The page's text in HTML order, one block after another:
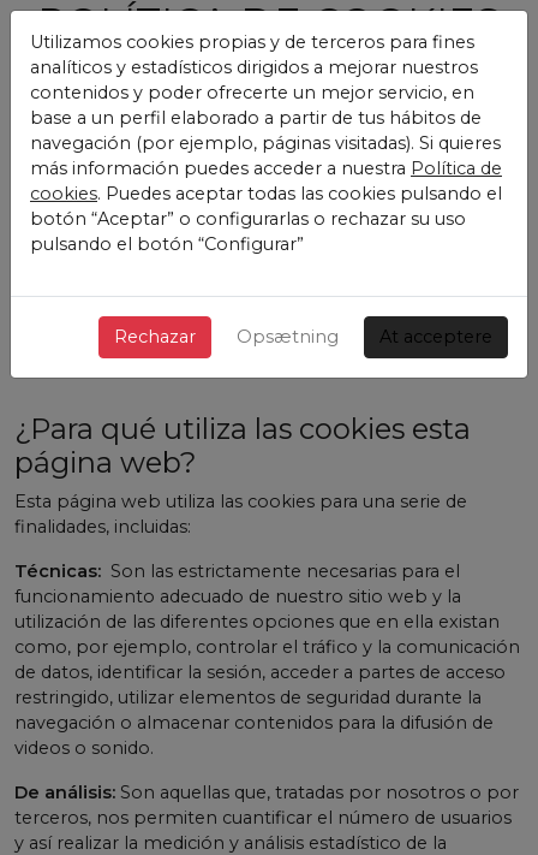
POLÍTICA DE COOKIES
Casa Club
¿Qué son las cookies?
Este sitio web utiliza cookies y/o tecnologías similares que
almacenan y recuperan información cuando navegas. En
general, estas tecnologías pueden servir para finalidades
muy diversas, como, por ejemplo, reconocerte como
usuario, obtener información sobre tus hábitos de
tecnologías se describen a continuación.
¿Para qué utiliza las cookies esta
página web?
Esta página web utiliza las cookies para una serie de
finalidades, incluidas:
Técnicas: Son las estrictamente necesarias para el
funcionamiento adecuado de nuestro sitio web y la
utilización de las diferentes opciones que en ella existan
como, por ejemplo, controlar el tráfico y la comunicación
de datos, identificar la sesión, acceder a partes de acceso
restringido, utilizar elementos de seguridad durante la
navegación o almacenar contenidos para la difusión de
videos o sonido.
De análisis: Son aquellas que, tratadas por nosotros o por
terceros, nos permiten cuantificar el número de usuarios
y así realizar la medición y análisis estadístico de la
Utilizamos cookies propias y de terceros para fines
analíticos y estadísticos dirigidos a mejorar nuestros
contenidos y poder ofrecerte un mejor servicio, en
base a un perfil elaborado a partir de tus hábitos de
navegación (por ejemplo, páginas visitadas). Si quieres
más información puedes acceder a nuestra Política de
cookies. Puedes aceptar todas las cookies pulsando el
botón “Aceptar” o configurarlas o rechazar su uso
pulsando el botón “Configurar”
Rechazar Opsætning At acceptere